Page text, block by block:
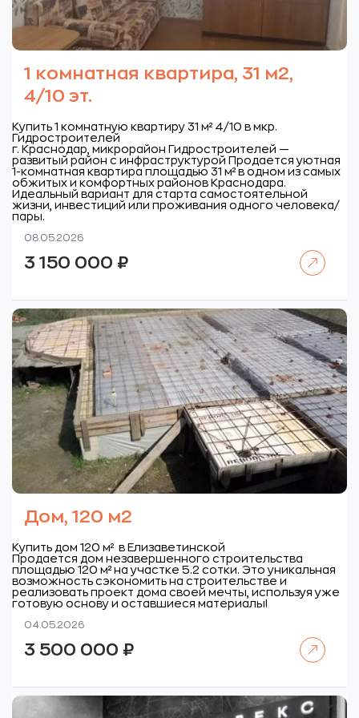
1 комнатная квартира, 31 м2,
4/10 эт.
Купить 1 комнатную квартиру 31 м² 4/10 в мкр.
Гидростроителей
г. Краснодар, микрорайон Гидростроителей —
развитый район с инфраструктурой Продается уютная
1-комнатная квартира площадью 31 м² в одном из самых
обжитых и комфортных районов Краснодара.
Идеальный вариант для старта самостоятельной
жизни, инвестиций или проживания одного человека/
пары.
08.05.2026
3 150 000 ₽
Дом, 120 м2
Купить дом 120 м² в Елизаветинской
Продается дом незавершенного строительства
площадью 120 м² на участке 5.2 сотки. Это уникальная
возможность сэкономить на строительстве и
реализовать проект дома своей мечты, используя уже
готовую основу и оставшиеся материалы!
04.05.2026
3 500 000 ₽